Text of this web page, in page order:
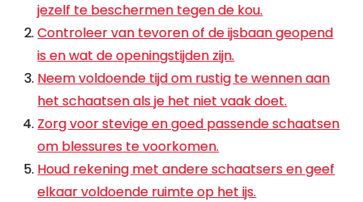
jezelf te beschermen tegen de kou.
Controleer van tevoren of de ijsbaan geopend
is en wat de openingstijden zijn.
Neem voldoende tijd om rustig te wennen aan
het schaatsen als je het niet vaak doet.
Zorg voor stevige en goed passende schaatsen
om blessures te voorkomen.
Houd rekening met andere schaatsers en geef
elkaar voldoende ruimte op het ijs.